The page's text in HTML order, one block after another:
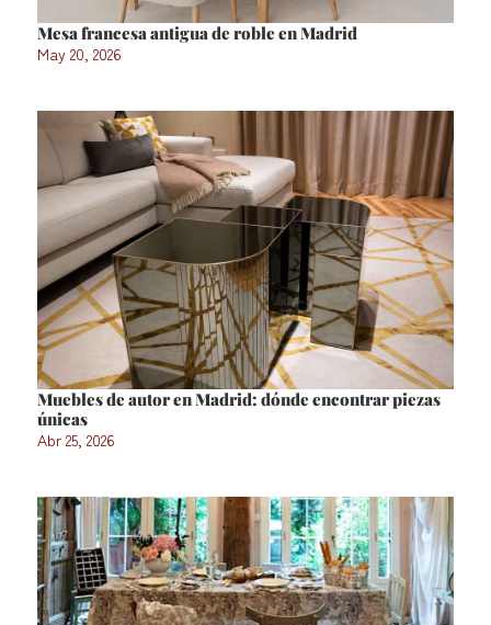
Mesa francesa antigua de roble en Madrid
May 20, 2026
Muebles de autor en Madrid: dónde encontrar piezas
únicas
Abr 25, 2026